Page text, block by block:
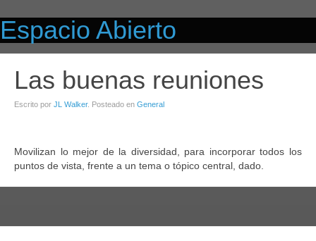
Espacio Abierto
Las buenas reuniones
Escrito por JL Walker. Posteado en General
Movilizan lo mejor de la diversidad, para incorporar todos los
puntos de vista, frente a un tema o tópico central, dado.
más